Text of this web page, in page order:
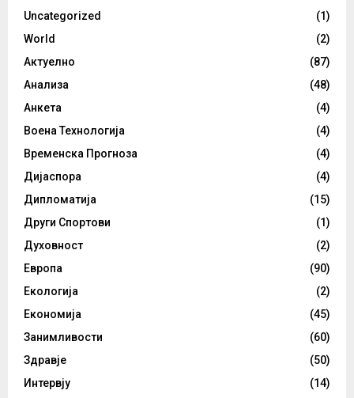
Uncategorized
(1)
World
(2)
Актуелно
(87)
Анализа
(48)
Анкета
(4)
Воена Технологија
(4)
Временска Прогноза
(4)
Дијаспора
(4)
Дипломатија
(15)
Други Спортови
(1)
Духовност
(2)
Европа
(90)
Екологија
(2)
Економија
(45)
Занимливости
(60)
Здравје
(50)
Интервју
(14)